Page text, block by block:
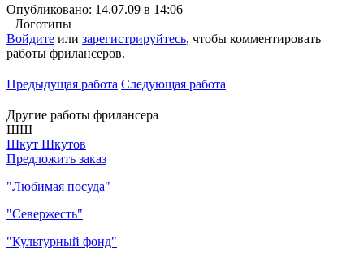
Опубликовано: 14.07.09 в 14:06
Логотипы
Войдите или зарегистрируйтесь, чтобы комментировать
работы фрилансеров.
Предыдущая работа Следующая работа
Другие работы фрилансера
ШШ
Шкут Шкутов
Предложить заказ
"Любимая посуда"
"Севержесть"
"Культурный фонд"